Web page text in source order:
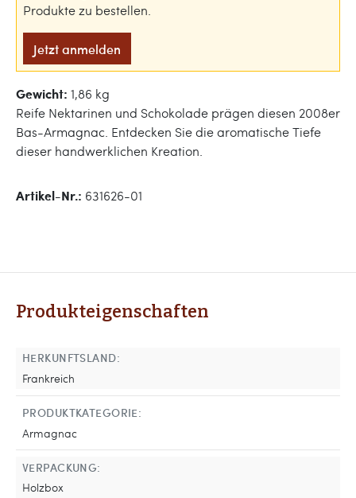
Produkte zu bestellen.
Jetzt anmelden
Gewicht: 1,86 kg
Reife Nektarinen und Schokolade prägen diesen 2008er
Bas-Armagnac. Entdecken Sie die aromatische Tiefe
dieser handwerklichen Kreation.
Artikel-Nr.: 631626-01
Produkteigenschaften
HERKUNFTSLAND:
Frankreich
PRODUKTKATEGORIE:
Armagnac
VERPACKUNG:
Holzbox